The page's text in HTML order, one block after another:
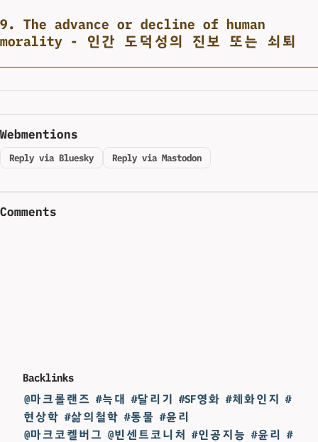
9. The advance or decline of human
morality - 인간 도덕성의 진보 또는 쇠퇴
Webmentions
Reply via Bluesky Reply via Mastodon
Comments
Backlinks
@마크롤랜즈 #늑대 #달리기 #SF영화 #체화인지 #
현상학 #삶의철학 #동물 #윤리
@마크코켈버그 @빈센트코니처 #인공지능 #윤리 #